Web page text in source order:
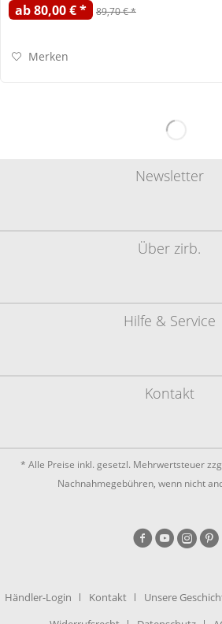
ab 80,00 € * 89,70 € *
Merken
Kontakt
Hilfe & Service
Über zirb.
Newsletter
* Alle Preise inkl. gesetzl. Mehrwertsteuer
Nachnahmegebühren, wenn nicht
Händler-Login Kontakt Unsere